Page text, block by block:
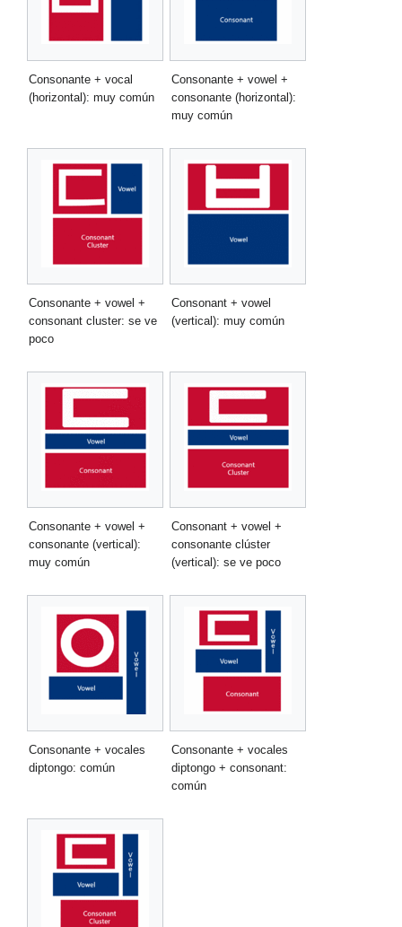
Consonante + vocal
(horizontal): muy común
Consonante + vowel +
consonante (horizontal):
muy común
Consonante + vowel +
consonant cluster: se ve
poco
Consonant + vowel
(vertical): muy común
Consonante + vowel +
consonante (vertical):
muy común
Consonant + vowel +
consonante clúster
(vertical): se ve poco
Consonante + vocales
diptongo: común
Consonante + vocales
diptongo + consonant:
común